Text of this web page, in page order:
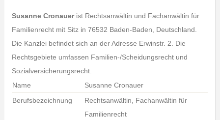
Susanne Cronauerist Rechtsanwältin und Fachanwältin für
Familienrecht mit Sitz in 76532 Baden-Baden, Deutschland.
Die Kanzlei befindet sich an der Adresse Erwinstr. 2. Die
Rechtsgebiete umfassen Familien-/Scheidungsrecht und
Sozialversicherungsrecht.
Name
Susanne Cronauer
Berufsbezeichnung
Rechtsanwältin, Fachanwältin für
Familienrecht